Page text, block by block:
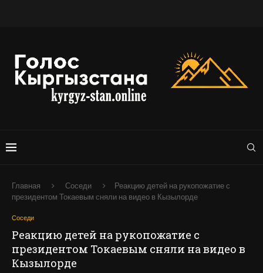
Главная Соседи
Реакцию детей на рукопожатие с
президентом Токаевым сняли на видео в Кызылорде
Соседи
Реакцию детей на рукопожатие с
президентом Токаевым сняли на видео в
Кызылорде